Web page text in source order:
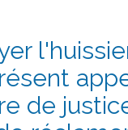
de